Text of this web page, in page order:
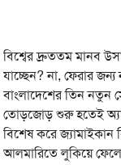
বিশ্বের দ্রুততম মানব
যাচ্ছেন? না, ফেরার
বাংলাদেশের তিন নতুন
তোড়জোড় শুরু হতেই
বিশেষ করে
আলমারিতে লুকিয়ে